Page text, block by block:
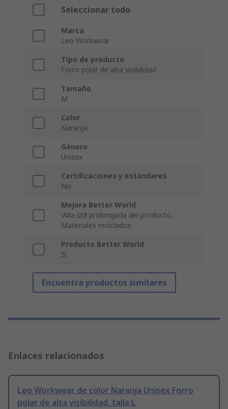
Seleccionar todo
Marca
Leo Workwear
Tipo de producto
Forro polar de alta visibilidad
Tamaño
M
Color
Naranja
Género
Unisex
Certificaciones y estándares
No
Mejora Better World
Vida útil prolongada del producto,
Materiales reciclados
Producto Better World
Sí
Encuentra productos similares
Enlaces relacionados
Leo Workwear de color Naranja Unisex Forro
polar de alta visibilidad, talla L